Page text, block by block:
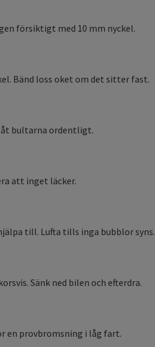
försiktigt med 10 mm nyckel.
Bänd loss oket om det sitter fast.
åt bultarna ordentligt.
att inget läcker.
till. Lufta tills inga bubblor syns.
Sänk ned bilen och efterdra.
en provbromsning i låg fart.